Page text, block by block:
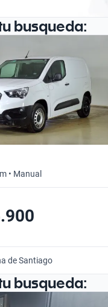
busqueda:
• Manual
de Santiago
busqueda: